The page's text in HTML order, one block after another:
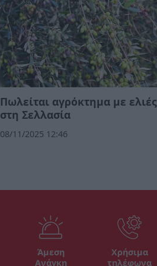
Πωλείται αγρόκτημα με ελιές
στη Σελλασία
08/11/2025 12:46
Άμεση
Ανάγκη
Χρήσιμα
τηλέφωνα